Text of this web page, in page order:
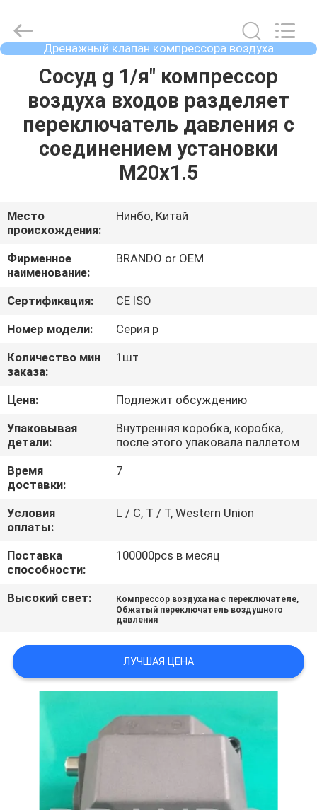
ДОМОЙ
ПРОДУКТЫ
ЭКСКУРСИЯ
ПО
ЗАВОДУ
КОНТРОЛЬ
КАЧЕСТВА
СВЯЖИТЕСЬ
С
НАМИ
ЗАПРОСИТЕ
ЦИТАТУ
COMPANY
САЙТА
ПОЛИТИКА
КОНФИДЕНЦИАЛЬНОСТИ
All
Rights
Дренажный клапан компрессора воздуха
автоматический
Сосуд g 1/я" компрессор
воздуха входов разделяет
переключатель давления с
соединением установки
M20x1.5
Место
происхождения:
Нинбо, Китай
Фирменное
наименование:
BRANDO or OEM
Сертификация:
CE ISO
Номер модели:
Серия p
Количество мин
заказа:
1шт
Цена:
Подлежит обсуждению
Упаковывая
детали:
Внутренняя коробка, коробка,
после этого упаковала паллетом
Время
доставки:
7
Условия
оплаты:
L / C, T / T, Western Union
Поставка
способности:
100000pcs в месяц
Высокий свет: Компрессор воздуха на с переключателе,
Обжатый переключатель воздушного
давления
ЛУЧШАЯ ЦЕНА